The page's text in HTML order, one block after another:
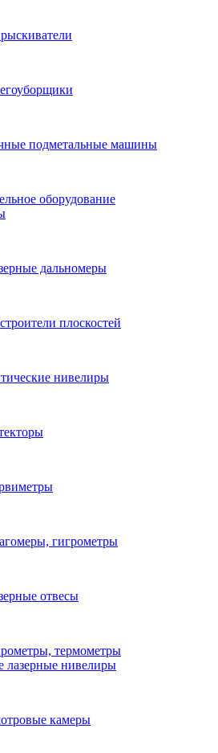
подметальные машины
оборудование
дальномеры
плоскостей
нивелиры
гигрометры
отвесы
термометры
лазерные нивелиры
камеры